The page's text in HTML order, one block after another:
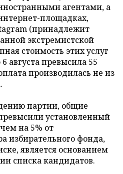
агентами, а
площадках,
(принадлежит
экстремистской
стоимость этих услуг
августа превысила 55
производилась не из
партии, общие
установленный
на 5% от
избирательного фонда,
является основанием
списка кандидатов.